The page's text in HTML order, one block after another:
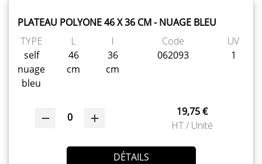
PLATEAU POLYONE 46 X 36 CM - NUAGE BLEU
TYPE
self
nuage
bleu
L
46
cm
l
36
cm
Code
062093
UV
1
0
19,75 €
HT / Unité
DÉTAILS